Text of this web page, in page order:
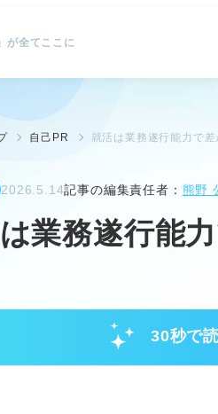
が全てここに
自己PR 就活は業務遂行能力で
2026.5.14記事の編集責任者： 熊野
業務遂行能
30秒で
遂行能力とは？企業が求め